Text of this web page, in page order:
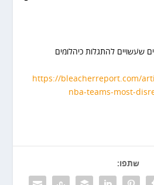
שעשויים להתגלות כיהלומים
https://bleacherreport.com/
nba-teams-most-
שתפו: